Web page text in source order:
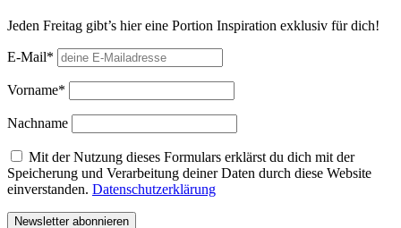
Jeden Freitag gibt’s hier eine Portion Inspiration exklusiv für dich!
E-Mail*
Vorname*
Nachname
Mit der Nutzung dieses Formulars erklärst du dich mit der
Speicherung und Verarbeitung deiner Daten durch diese Website
einverstanden. Datenschutzerklärung